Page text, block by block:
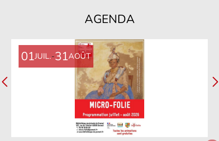
AGENDA
01JUIL.-31AOÛT